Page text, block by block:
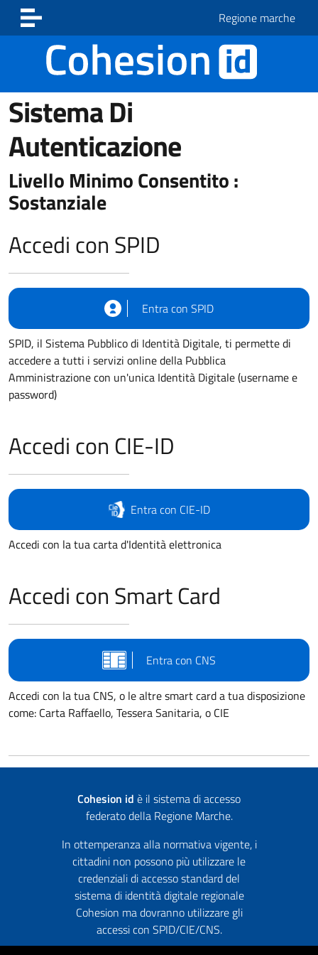
Vai ai contenuti
Vai al footer
Regione marche
Sistema Di
Autenticazione
Livello Minimo Consentito :
Sostanziale
Accedi con SPID
Entra con SPID
SPID, il Sistema Pubblico di Identità Digitale, ti permette di
accedere a tutti i servizi online della Pubblica
Amministrazione con un'unica Identità Digitale (username e
password)
Accedi con CIE-ID
Entra con CIE-ID
Accedi con la tua carta d'Identità elettronica
Accedi con Smart Card
Entra con CNS
Accedi con la tua CNS, o le altre smart card a tua disposizione
come: Carta Raffaello, Tessera Sanitaria, o CIE
Cohesion id è il sistema di accesso
federato della Regione Marche.
In ottemperanza alla normativa vigente, i
cittadini non possono più utilizzare le
credenziali di accesso standard del
sistema di identità digitale regionale
Cohesion ma dovranno utilizzare gli
accessi con SPID/CIE/CNS.